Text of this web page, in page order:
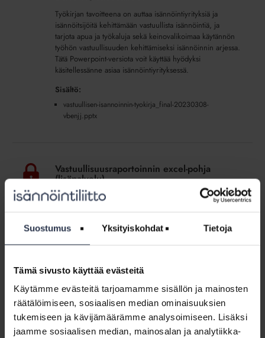
Suostumus Yksityiskohdat Tietoja
Tämä sivusto käyttää evästeitä
Käytämme evästeitä tarjoamamme sisällön ja mainosten
räätälöimiseen, sosiaalisen median ominaisuuksien
tukemiseen ja kävijämäärämme analysoimiseen. Lisäksi
jaamme sosiaalisen median, mainosalan ja analytiikka-
Työkirjan tavoitteena on auttaa isännöintiyrityksiä ja
isännöitsijöitä kehittämään vastuullista isännöintiä, ja
tarjota apua ja työkaluja sekä keinovalikoimaa käytännön
työhön vastuullisuuden kehittämiseksi isännöinnin arjessa.
Tätä Powerpoint-versiota voit käyttää hyödyksi
käsitellessänne asiaa isännöintiyrityksessä.
Sisältö:
vastuullisen-isannoinnin-tyokirja_final-20230308-
vbenjj.pptx
excel-
pohja
(lisäpalvelu)
Vastuullisuusraportoinnin excel-pohja
(lisäpalvelu)
LADATTAVAT JÄSENMATERIAALIT
Sisältö:
vastuullisuusraportoinnin-excelpohja-hv04ty.xlsx
Väkivaltainen
naapuri
voi
pelottaa,
mutta
Väkivaltainen naapuri voi pelottaa, mutta
taloyhtiössä ollaan voimattomia ilman
lakimuutosta
MEDIALLE 18.1.2021